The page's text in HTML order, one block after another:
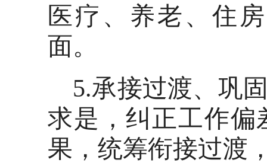
医疗、养老、住
面。
5.承接过渡、巩
求是，纠正工作偏
果，统筹衔接过渡